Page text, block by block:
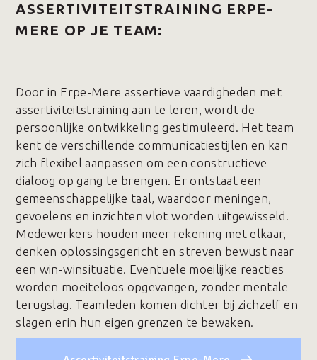
ASSERTIVITEITSTRAINING ERPE-
MERE OP JE TEAM:
Door in Erpe-Mere assertieve vaardigheden met
assertiviteitstraining aan te leren, wordt de
persoonlijke ontwikkeling gestimuleerd. Het team
kent de verschillende communicatiestijlen en kan
zich flexibel aanpassen om een constructieve
dialoog op gang te brengen. Er ontstaat een
gemeenschappelijke taal, waardoor meningen,
gevoelens en inzichten vlot worden uitgewisseld.
Medewerkers houden meer rekening met elkaar,
denken oplossingsgericht en streven bewust naar
een win-winsituatie. Eventuele moeilijke reacties
worden moeiteloos opgevangen, zonder mentale
terugslag. Teamleden komen dichter bij zichzelf en
slagen erin hun eigen grenzen te bewaken.